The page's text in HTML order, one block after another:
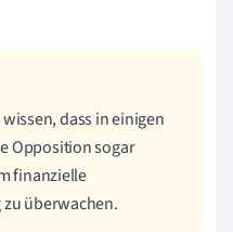
dass in einigen
Opposition sogar
finanzielle
überwachen.